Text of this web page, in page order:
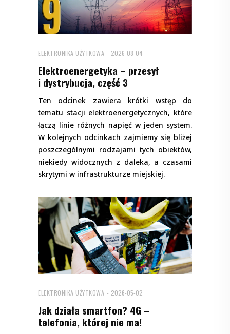
ELEKTRONIKA UŻYTKOWA 2026-08-04
Elektroenergetyka – przesył
i dystrybucja, część 3
Ten odcinek zawiera krótki wstęp do
tematu stacji elektroenergetycznych, które
łączą linie różnych napięć w jeden system.
W kolejnych odcinkach zajmiemy się bliżej
poszczególnymi rodzajami tych obiektów,
niekiedy widocznych z daleka, a czasami
skrytymi w infrastrukturze miejskiej.
ELEKTRONIKA UŻYTKOWA 2026-05-02
Jak działa smartfon? 4G –
telefonia, której nie ma!